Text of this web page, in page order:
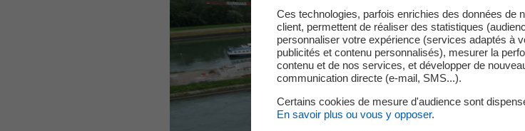
Ces technologies, parfois enrichies des données de
client, permettent de réaliser des statistiques
personnaliser votre expérience (services adaptés à
publicités et contenu personnalisés), mesurer la
contenu et de nos services, et développer de
communication directe (e-mail, SMS...).
Certains cookies de mesure d'audience sont
En savoir plus ou vous y opposer.